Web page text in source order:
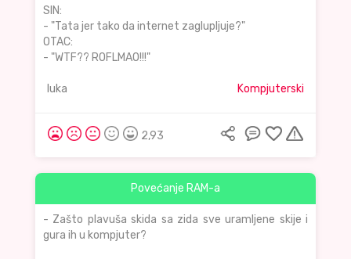
SIN:
- "Tata jer tako da internet zaglupljuje?"
OTAC:
- "WTF?? ROFLMAO!!!"
luka Kompjuterski
2,93
Povećanje RAM-a
- Zašto plavuša skida sa zida sve uramljene skije i
gura ih u kompjuter?